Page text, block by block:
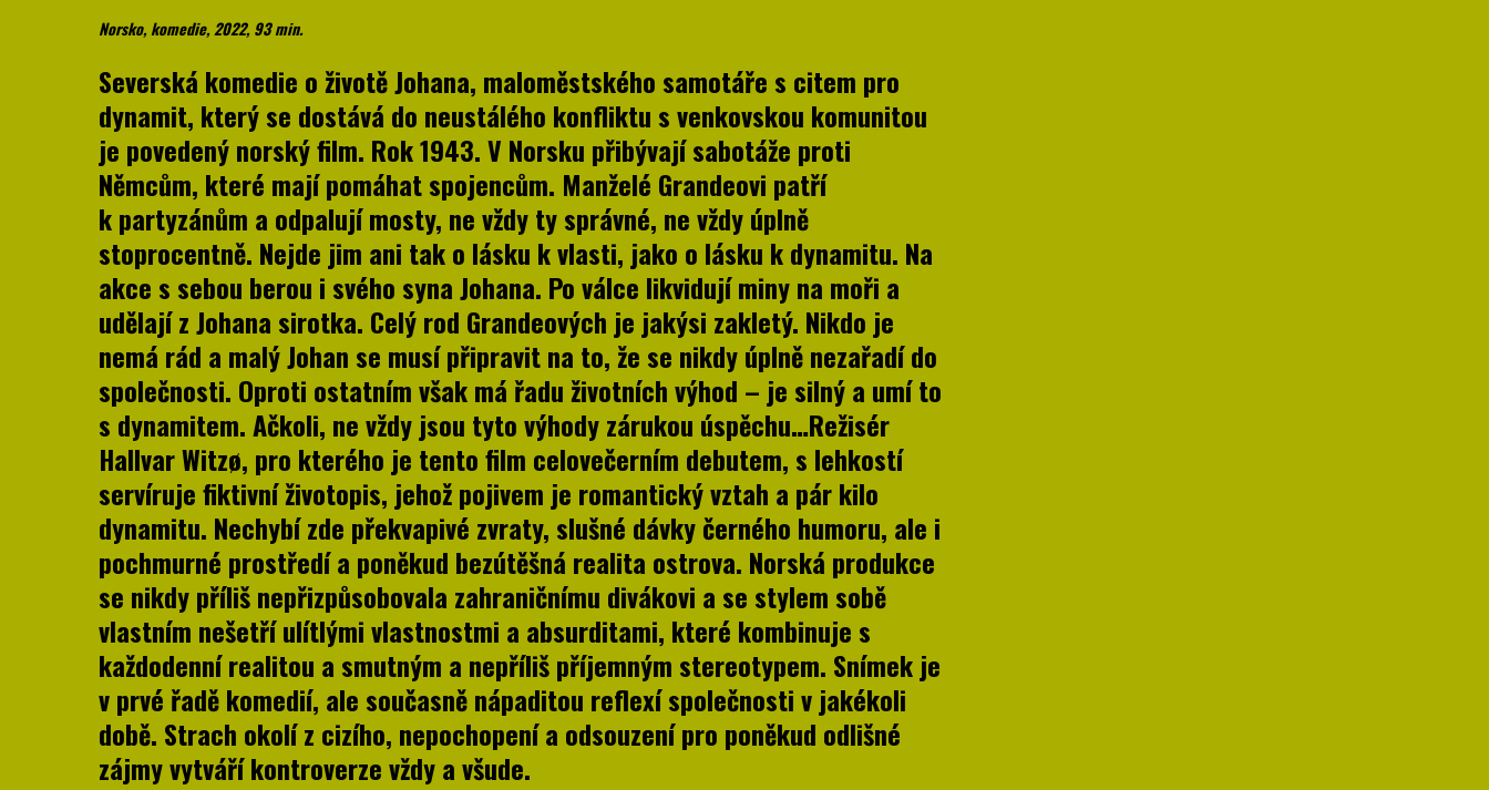
Norsko, komedie, 2022, 93 min.
Severská komedie o životě Johana, maloměstského samotáře s citem pro
dynamit, který se dostává do neustálého konfliktu s venkovskou komunitou
je povedený norský film. Rok 1943. V Norsku přibývají sabotáže proti
Němcům, které mají pomáhat spojencům. Manželé Grandeovi patří
k partyzánům a odpalují mosty, ne vždy ty správné, ne vždy úplně
stoprocentně. Nejde jim ani tak o lásku k vlasti, jako o lásku k dynamitu. Na
akce s sebou berou i svého syna Johana. Po válce likvidují miny na moři a
udělají z Johana sirotka. Celý rod Grandeových je jakýsi zakletý. Nikdo je
nemá rád a malý Johan se musí připravit na to, že se nikdy úplně nezařadí do
společnosti. Oproti ostatním však má řadu životních výhod – je silný a umí to
s dynamitem. Ačkoli, ne vždy jsou tyto výhody zárukou úspěchu…Režisér
Hallvar Witzø, pro kterého je tento film celovečerním debutem, s lehkostí
servíruje fiktivní životopis, jehož pojivem je romantický vztah a pár kilo
dynamitu. Nechybí zde překvapivé zvraty, slušné dávky černého humoru, ale i
pochmurné prostředí a poněkud bezútěšná realita ostrova. Norská produkce
se nikdy příliš nepřizpůsobovala zahraničnímu divákovi a se stylem sobě
vlastním nešetří ulítlými vlastnostmi a absurditami, které kombinuje s
každodenní realitou a smutným a nepříliš příjemným stereotypem. Snímek je
v prvé řadě komedií, ale současně nápaditou reflexí společnosti v jakékoli
době. Strach okolí z cizího, nepochopení a odsouzení pro poněkud odlišné
zájmy vytváří kontroverze vždy a všude.